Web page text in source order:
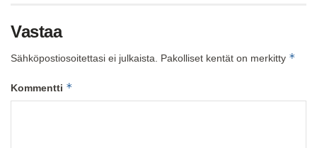
Vastaa
Sähköpostiosoitettasi ei julkaista. Pakolliset kentät on merkitty *
Kommentti *